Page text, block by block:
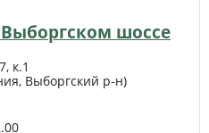
шоссе
к.1
Выборгский р‑н)